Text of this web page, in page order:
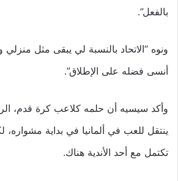
بالفعل”.
ونوه “الاتحاد بالنسبة لي يبقى مثل منزلي
أنسى فضله على الإطلاق”.
وأكد سيسيه أن حلمه كلاعب كرة قدم،
ينتقل للعب في ألمانيا في بداية
تكتمل مع أحد الأندية هناك.